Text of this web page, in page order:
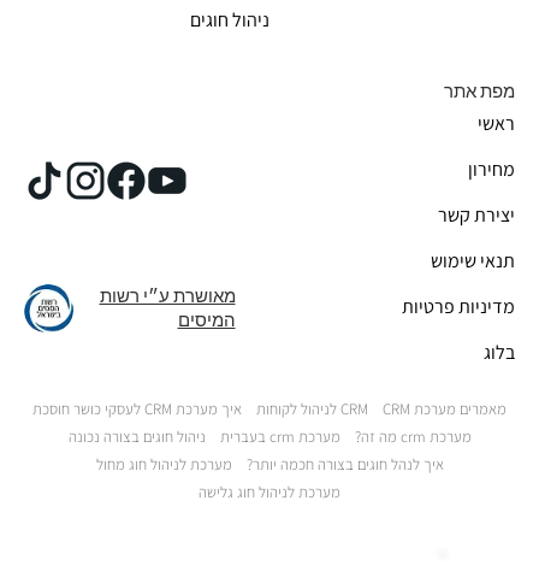
ניהול חוגים
ראשי
מחירון
יצירת קשר
תנאי שימוש
מדיניות פרטיות
בלוג
מפת אתר
מאושרת ע״י רשות
המיסים
מאמרים מערכת CRM CRM לניהול לקוחות
איך מערכת CRM לעסקי כושר חוסכת
מערכת crm מה זה?
מערכת crm בעברית
ניהול חוגים בצורה נכונה
איך לנהל חוגים בצורה חכמה יותר?
מערכת לניהול חוג מחול
מערכת לניהול חוג גלישה